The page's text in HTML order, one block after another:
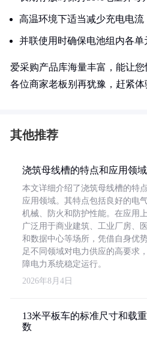
高温环境下适当减少充电电流
并联使用时确保电池组内各单
爱采购产品库海量丰富，能让您
各位商家老板别再犹豫，赶紧体
其他推荐
浇筑母线槽的特点和应用领域
本文详细介绍了浇筑母线槽的特
应用领域。其特点包括良好的电气
机械、防火和防护性能。在应用上
广泛用于商业建筑、工业厂房、
和数据中心等场所，凭借自身优
足不同领域对电力供应的高要求
障电力系统稳定运行。
2026年8月4日
13米平板车的标准尺寸和载
数